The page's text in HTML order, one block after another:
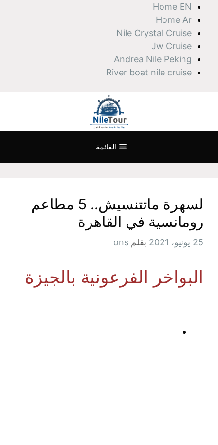
انتقل
المحتوى
Home EN
Home Ar
Nile Crystal Cruise
Jw Cruise
Andrea Nile Peking
River boat nile cruise
القائمة
لسهرة ماتتنسيش.. 5 مطاعم
رومانسية في القاهرة
25 يونيو، 2021 بقلم ons
البواخر الفرعونية بالجيزة